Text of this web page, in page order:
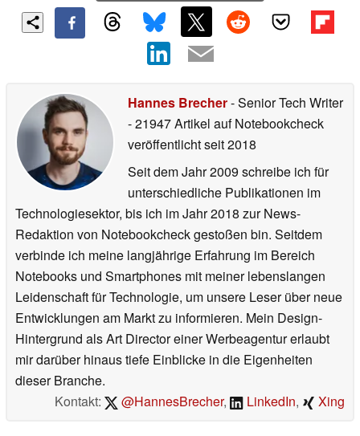
Hannes Brecher- Senior Tech Writer
- 21947 Artikel auf Notebookcheck
veröffentlichtseit 2018
Seit dem Jahr 2009 schreibe ich für
unterschiedliche Publikationen im
Technologiesektor, bis ich im Jahr 2018 zur News-
Redaktion von Notebookcheck gestoßen bin. Seitdem
verbinde ich meine langjährige Erfahrung im Bereich
Notebooks und Smartphones mit meiner lebenslangen
Leidenschaft für Technologie, um unsere Leser über neue
Entwicklungen am Markt zu informieren. Mein Design-
Hintergrund als Art Director einer Werbeagentur erlaubt
mir darüber hinaus tiefe Einblicke in die Eigenheiten
dieser Branche.
Kontakt:
@HannesBrecher, LinkedIn, Xing